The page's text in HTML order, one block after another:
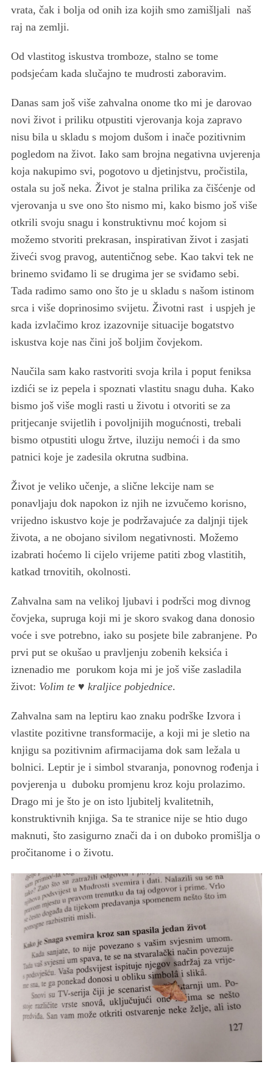
vrata, čak i bolja od onih iza kojih smo zamišljali naš
raj na zemlji.
Od vlastitog iskustva tromboze, stalno se tome
podsjećam kada slučajno te mudrosti zaboravim.
Danas sam još više zahvalna onome tko mi je darovao
novi život i priliku otpustiti vjerovanja koja zapravo
nisu bila u skladu s mojom dušom i inače pozitivnim
pogledom na život. Iako sam brojna negativna uvjerenja
koja nakupimo svi, pogotovo u djetinjstvu, pročistila,
ostala su još neka. Život je stalna prilika za čišćenje od
vjerovanja u sve ono što nismo mi, kako bismo još više
otkrili svoju snagu i konstruktivnu moć kojom si
možemo stvoriti prekrasan, inspirativan život i zasjati
živeći svog pravog, autentičnog sebe. Kao takvi tek ne
brinemo sviđamo li se drugima jer se sviđamo sebi.
Tada radimo samo ono što je u skladu s našom istinom
srca i više doprinosimo svijetu. Životni rast i uspjeh je
kada izvlačimo kroz izazovnije situacije bogatstvo
iskustva koje nas čini još boljim čovjekom.
Naučila sam kako rastvoriti svoja krila i poput feniksa
izdići se iz pepela i spoznati vlastitu snagu duha. Kako
bismo još više mogli rasti u životu i otvoriti se za
pritjecanje svijetlih i povoljnijih mogućnosti, trebali
bismo otpustiti ulogu žrtve, iluziju nemoći i da smo
patnici koje je zadesila okrutna sudbina.
Život je veliko učenje, a slične lekcije nam se
ponavljaju dok napokon iz njih ne izvučemo korisno,
vrijedno iskustvo koje je podržavajuće za daljnji tijek
života, a ne obojano sivilom negativnosti. Možemo
izabrati hoćemo li cijelo vrijeme patiti zbog vlastitih,
katkad trnovitih, okolnosti.
Zahvalna sam na velikoj ljubavi i podršci mog divnog
čovjeka, supruga koji mi je skoro svakog dana donosio
voće i sve potrebno, iako su posjete bile zabranjene. Po
prvi put se okušao u pravljenju zobenih keksića i
iznenadio me porukom koja mi je još više zasladila
život: Volim te ♥ kraljice pobjednice.
Zahvalna sam na leptiru kao znaku podrške Izvora i
vlastite pozitivne transformacije, a koji mi je sletio na
knjigu sa pozitivnim afirmacijama dok sam ležala u
bolnici. Leptir je i simbol stvaranja, ponovnog rođenja i
povjerenja u duboku promjenu kroz koju prolazimo.
Drago mi je što je on isto ljubitelj kvalitetnih,
konstruktivnih knjiga. Sa te stranice nije se htio dugo
maknuti, što zasigurno znači da i on duboko promišlja o
pročitanome i o životu.
S
e
a
c
h
r